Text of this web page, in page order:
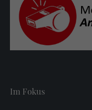
Im Fokus